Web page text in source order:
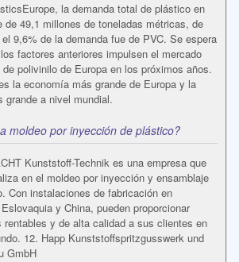
la demanda total de plástico en
de 49,1 millones de toneladas métricas, de
9,6% de la demanda fue de PVC. Se espera
factores anteriores impulsen el mercado
polivinilo de Europa en los próximos años.
la economía más grande de Europa y la
grande a nivel mundial.
moldeo por inyección de plástico?
Kunststoff-Technik es una empresa que
en el moldeo por inyección y ensamblaje
Con instalaciones de fabricación en
y China, pueden proporcionar
rentables y de alta calidad a sus clientes en
12. Happ Kunststoffspritzgusswerk und
GmbH